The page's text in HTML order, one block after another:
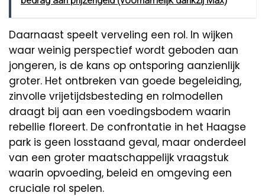
Daarnaast speelt verveling een rol. In wijken
waar weinig perspectief wordt geboden aan
jongeren, is de kans op ontsporing aanzienlijk
groter. Het ontbreken van goede begeleiding,
zinvolle vrijetijdsbesteding en rolmodellen
draagt bij aan een voedingsbodem waarin
rebellie floreert. De confrontatie in het Haagse
park is geen losstaand geval, maar onderdeel
van een groter maatschappelijk vraagstuk
waarin opvoeding, beleid en omgeving een
cruciale rol spelen.